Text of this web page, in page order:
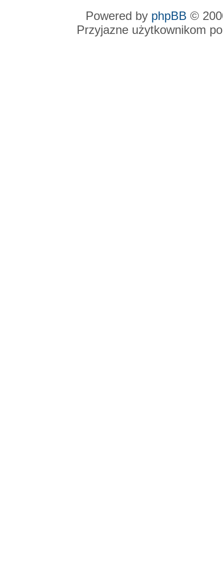
Powered by phpBB ©
Przyjazne użytkownikom